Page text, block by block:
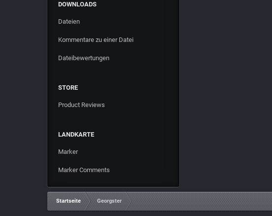
DOWNLOADS
Dateien
Kommentare zu einer Datei
Dateibewertungen
STORE
Product Reviews
LANDKARTE
Marker
Marker Comments
Startseite Georgster